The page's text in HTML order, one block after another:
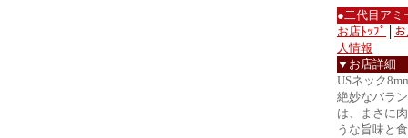
●二代目アミ
お店ﾄｯﾌﾟ
人情報
▼お店詳細
USネック
絶妙なバラ
は、まさに
うな旨味と